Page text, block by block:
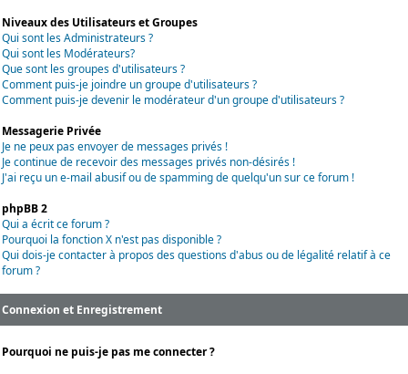
Niveaux des Utilisateurs et Groupes
Qui sont les Administrateurs ?
Qui sont les Modérateurs?
Que sont les groupes d'utilisateurs ?
Comment puis-je joindre un groupe d'utilisateurs ?
Comment puis-je devenir le modérateur d'un groupe d'utilisateurs ?
Messagerie Privée
Je ne peux pas envoyer de messages privés !
Je continue de recevoir des messages privés non-désirés !
J'ai reçu un e-mail abusif ou de spamming de quelqu'un sur ce forum !
phpBB 2
Qui a écrit ce forum ?
Pourquoi la fonction X n'est pas disponible ?
Qui dois-je contacter à propos des questions d'abus ou de légalité relatif à ce
forum ?
Connexion et Enregistrement
Pourquoi ne puis-je pas me connecter ?